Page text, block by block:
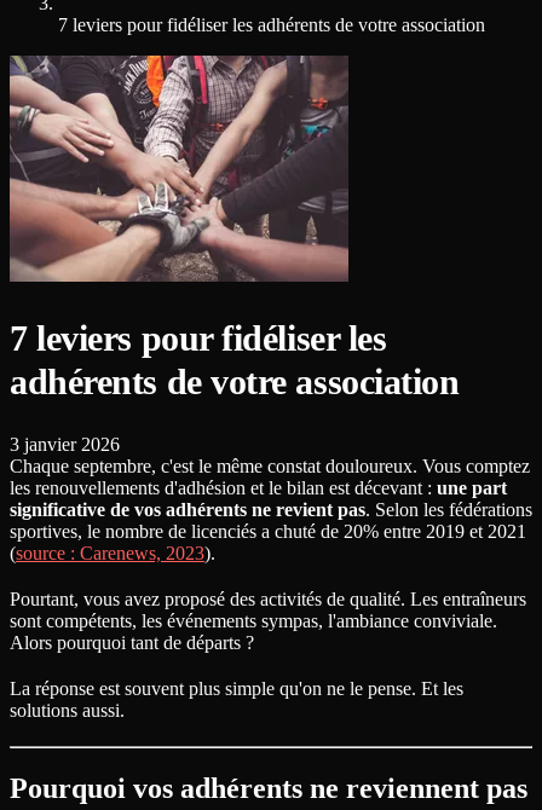
7 leviers pour fidéliser les adhérents de votre association
7 leviers pour fidéliser les
adhérents de votre association
3 janvier 2026
Chaque septembre, c'est le même constat douloureux. Vous comptez
les renouvellements d'adhésion et le bilan est décevant : une part
significative de vos adhérents ne revient pas. Selon les fédérations
sportives, le nombre de licenciés a chuté de 20% entre 2019 et 2021
(source : Carenews, 2023).
Pourtant, vous avez proposé des activités de qualité. Les entraîneurs
sont compétents, les événements sympas, l'ambiance conviviale.
Alors pourquoi tant de départs ?
La réponse est souvent plus simple qu'on ne le pense. Et les
solutions aussi.
Pourquoi vos adhérents ne reviennent pas